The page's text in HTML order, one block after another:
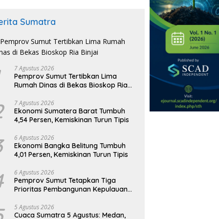
Sumatra
7 Agustus 2026
Pemprov Sumut Tertibkan Lima
Rumah Dinas di Bekas Bioskop Ria
7 Agustus 2026
Ekonomi Sumatera Barat Tumbuh
4,54 Persen, Kemiskinan Turun Tipis
6 Agustus 2026
Ekonomi Bangka Belitung Tumbuh
4,01 Persen, Kemiskinan Turun Tipis
6 Agustus 2026
Pemprov Sumut Tetapkan Tiga
Prioritas Pembangunan Kepulauan
5 Agustus 2026
Cuaca Sumatra 5 Agustus: Medan,